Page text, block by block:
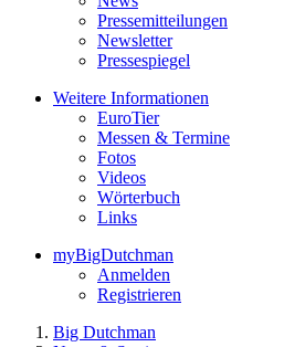
Pressemitteilungen
Newsletter
Pressespiegel
Weitere Informationen
EuroTier
Messen & Termine
Fotos
Videos
Wörterbuch
Links
myBigDutchman
Anmelden
Registrieren
Big Dutchman